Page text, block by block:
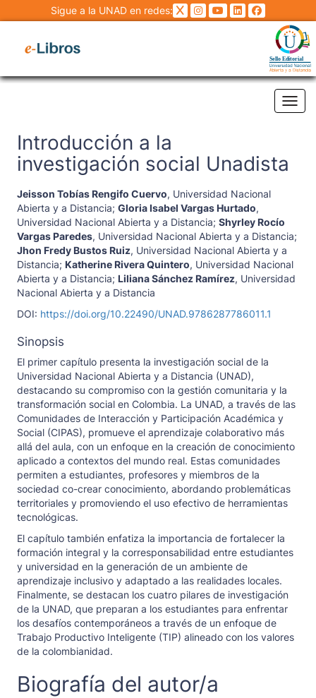
Sigue a la UNAD en redes:
Introducción a la
investigación social Unadista
Jeisson Tobías Rengifo Cuervo, Universidad Nacional
Abierta y a Distancia; Gloria Isabel Vargas Hurtado,
Universidad Nacional Abierta y a Distancia; Shyrley Rocío
Vargas Paredes, Universidad Nacional Abierta y a Distancia;
Jhon Fredy Bustos Ruiz, Universidad Nacional Abierta y a
Distancia; Katherine Rivera Quintero, Universidad Nacional
Abierta y a Distancia; Liliana Sánchez Ramírez, Universidad
Nacional Abierta y a Distancia
DOI: https://doi.org/10.22490/UNAD.9786287786011.1
Sinopsis
El primer capítulo presenta la investigación social de la
Universidad Nacional Abierta y a Distancia (UNAD),
destacando su compromiso con la gestión comunitaria y la
transformación social en Colombia. La UNAD, a través de las
Comunidades de Interacción y Participación Académica y
Social (CIPAS), promueve el aprendizaje colaborativo más
allá del aula, con un enfoque en la creación de conocimiento
aplicado a contextos del mundo real. Estas comunidades
permiten a estudiantes, profesores y miembros de la
sociedad co-crear conocimiento, abordando problemáticas
territoriales y promoviendo el uso efectivo de herramientas
tecnológicas.
El capítulo también enfatiza la importancia de fortalecer la
formación integral y la corresponsabilidad entre estudiantes
y universidad en la generación de un ambiente de
aprendizaje inclusivo y adaptado a las realidades locales.
Finalmente, se destacan los cuatro pilares de investigación
de la UNAD, que preparan a los estudiantes para enfrentar
los desafíos contemporáneos a través de un enfoque de
Trabajo Productivo Inteligente (TIP) alineado con los valores
de la colombianidad.
Biografía del autor/a